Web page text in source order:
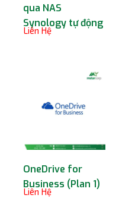
qua NAS
Synology tự động
Liên Hệ
OneDrive for
Business (Plan 1)
Liên Hệ